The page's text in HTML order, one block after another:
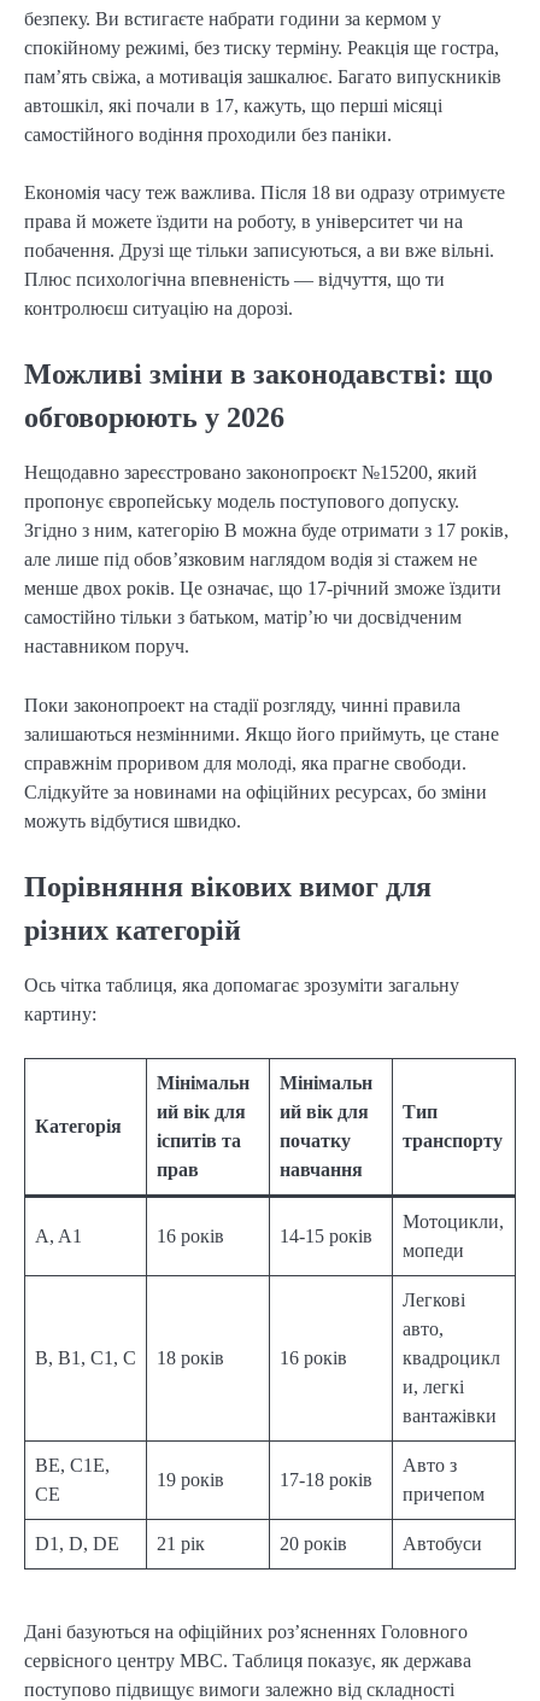
безпеку. Ви встигаєте набрати години за кермом у
спокійному режимі, без тиску терміну. Реакція ще гостра,
пам’ять свіжа, а мотивація зашкалює. Багато випускників
автошкіл, які почали в 17, кажуть, що перші місяці
самостійного водіння проходили без паніки.
Економія часу теж важлива. Після 18 ви одразу отримуєте
права й можете їздити на роботу, в університет чи на
побачення. Друзі ще тільки записуються, а ви вже вільні.
Плюс психологічна впевненість — відчуття, що ти
контролюєш ситуацію на дорозі.
Можливі зміни в законодавстві: що
обговорюють у 2026
Нещодавно зареєстровано законопроєкт №15200, який
пропонує європейську модель поступового допуску.
Згідно з ним, категорію B можна буде отримати з 17 років,
але лише під обов’язковим наглядом водія зі стажем не
менше двох років. Це означає, що 17-річний зможе їздити
самостійно тільки з батьком, матір’ю чи досвідченим
наставником поруч.
Поки законопроект на стадії розгляду, чинні правила
залишаються незмінними. Якщо його приймуть, це стане
справжнім проривом для молоді, яка прагне свободи.
Слідкуйте за новинами на офіційних ресурсах, бо зміни
можуть відбутися швидко.
Порівняння вікових вимог для
різних категорій
Ось чітка таблиця, яка допомагає зрозуміти загальну
картину:
Категорія
Мінімальн
ий вік для
іспитів та
прав
Мінімальн
ий вік для
початку
навчання
Тип
транспорту
A, A1 16 років 14-15 років
Мотоцикли,
мопеди
B, B1, C1, C 18 років 16 років
Легкові
авто,
квадроцикл
и, легкі
вантажівки
BE, C1E,
CE
19 років 17-18 років
Авто з
причепом
D1, D, DE 21 рік 20 років Автобуси
Дані базуються на офіційних роз’ясненнях Головного
сервісного центру МВС. Таблиця показує, як держава
поступово підвищує вимоги залежно від складності